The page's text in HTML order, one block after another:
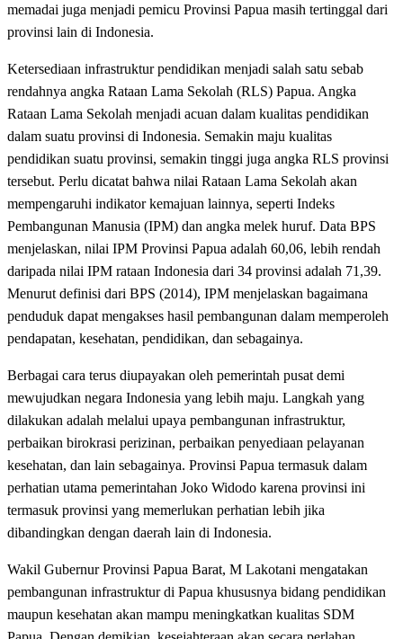
memadai juga menjadi pemicu Provinsi Papua masih tertinggal dari
provinsi lain di Indonesia.
Ketersediaan infrastruktur pendidikan menjadi salah satu sebab
rendahnya angka Rataan Lama Sekolah (RLS) Papua. Angka
Rataan Lama Sekolah menjadi acuan dalam kualitas pendidikan
dalam suatu provinsi di Indonesia. Semakin maju kualitas
pendidikan suatu provinsi, semakin tinggi juga angka RLS provinsi
tersebut. Perlu dicatat bahwa nilai Rataan Lama Sekolah akan
mempengaruhi indikator kemajuan lainnya, seperti Indeks
Pembangunan Manusia (IPM) dan angka melek huruf. Data BPS
menjelaskan, nilai IPM Provinsi Papua adalah 60,06, lebih rendah
daripada nilai IPM rataan Indonesia dari 34 provinsi adalah 71,39.
Menurut definisi dari BPS (2014), IPM menjelaskan bagaimana
penduduk dapat mengakses hasil pembangunan dalam memperoleh
pendapatan, kesehatan, pendidikan, dan sebagainya.
Berbagai cara terus diupayakan oleh pemerintah pusat demi
mewujudkan negara Indonesia yang lebih maju. Langkah yang
dilakukan adalah melalui upaya pembangunan infrastruktur,
perbaikan birokrasi perizinan, perbaikan penyediaan pelayanan
kesehatan, dan lain sebagainya. Provinsi Papua termasuk dalam
perhatian utama pemerintahan Joko Widodo karena provinsi ini
termasuk provinsi yang memerlukan perhatian lebih jika
dibandingkan dengan daerah lain di Indonesia.
Wakil Gubernur Provinsi Papua Barat, M Lakotani mengatakan
pembangunan infrastruktur di Papua khususnya bidang pendidikan
maupun kesehatan akan mampu meningkatkan kualitas SDM